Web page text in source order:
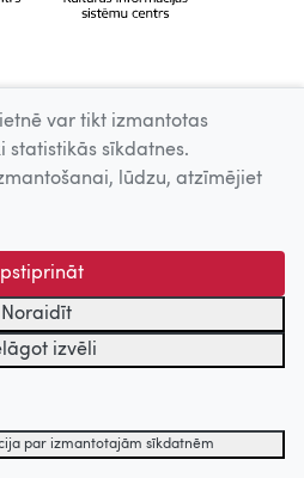
var tikt izmantotas
statistikās sīkdatnes.
lūdzu, atzīmējiet
Noraidīt
izvēli
par izmantotajām sīkdatnēm